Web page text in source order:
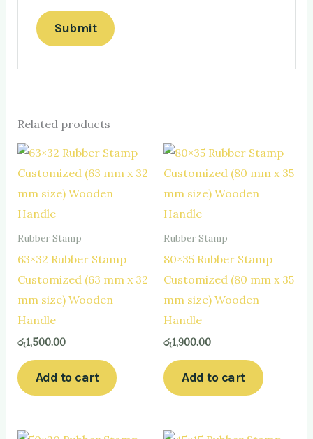
Related products
Rubber Stamp
63×32 Rubber Stamp
Customized (63 mm x 32
mm size) Wooden
Handle
රු1,500.00
Add to cart
Rubber Stamp
80×35 Rubber Stamp
Customized (80 mm x 35
mm size) Wooden
Handle
රු1,900.00
Add to cart